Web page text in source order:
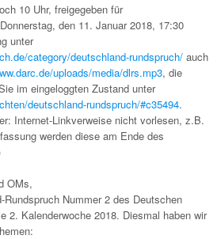
10 Uhr, freigegeben für
den 11. Januar 2018, 17:30
unter
category/deutschland-rundspruch/ auch
uploads/media/dlrs.mp3, die
im eingeloggten Zustand unter
deutschland-rundspruch/#c35494.
Internet-Linkverweise nicht vorlesen, z.B.
werden diese am Ende des
OMs,
Nummer 2 des Deutschen
2. Kalenderwoche 2018. Diesmal haben wir